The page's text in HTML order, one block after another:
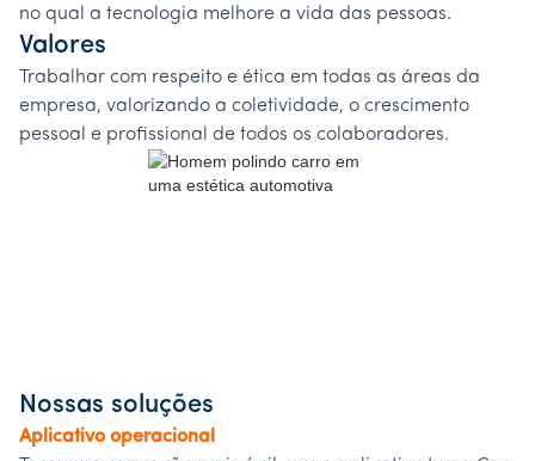
no qual a tecnologia melhore a vida das pessoas.
Valores
Trabalhar com respeito e ética em todas as áreas da
empresa, valorizando a coletividade, o crescimento
pessoal e profissional de todos os colaboradores.
Nossas soluções
Aplicativo operacional